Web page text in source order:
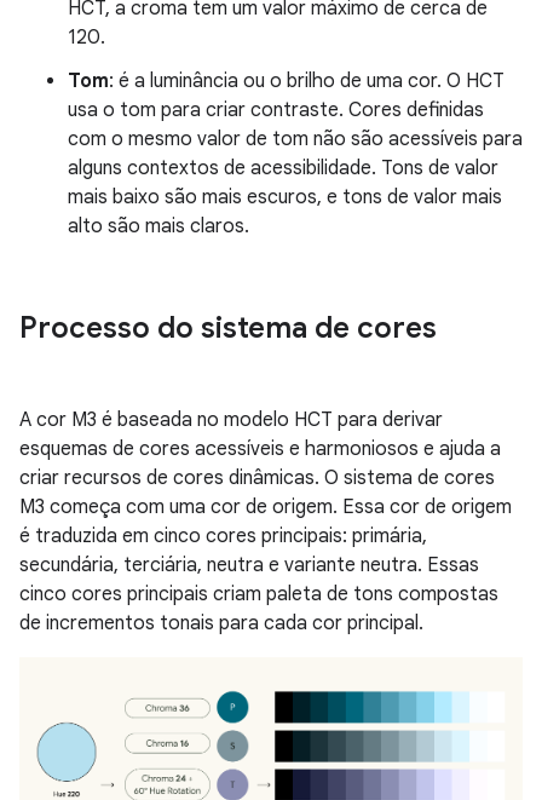
HCT, a croma tem um valor máximo de cerca de
120.
Tom: é a luminância ou o brilho de uma cor. O HCT
usa o tom para criar contraste. Cores definidas
com o mesmo valor de tom não são acessíveis para
alguns contextos de acessibilidade. Tons de valor
mais baixo são mais escuros, e tons de valor mais
alto são mais claros.
Processo do sistema de cores
A cor M3 é baseada no modelo HCT para derivar
esquemas de cores acessíveis e harmoniosos e ajuda a
criar recursos de cores dinâmicas. O sistema de cores
M3 começa com uma cor de origem. Essa cor de origem
é traduzida em cinco cores principais: primária,
secundária, terciária, neutra e variante neutra. Essas
cinco cores principais criam paleta de tons compostas
de incrementos tonais para cada cor principal.